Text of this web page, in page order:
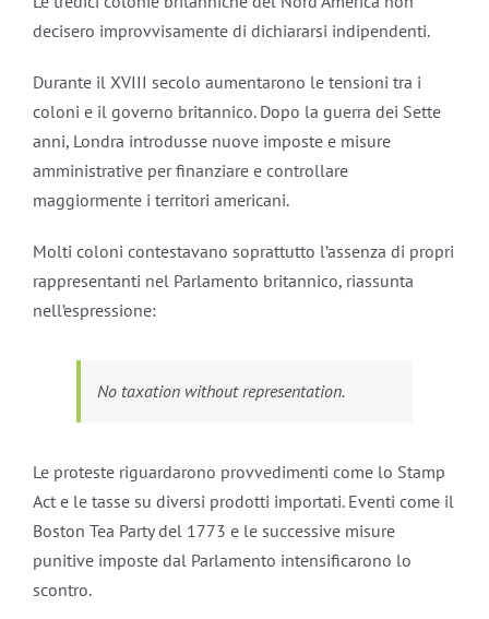
decisero improvvisamente di dichiararsi indipendenti.
Durante il XVIII secolo aumentarono le tensioni tra i
coloni e il governo britannico. Dopo la guerra dei Sette
anni, Londra introdusse nuove imposte e misure
amministrative per finanziare e controllare
maggiormente i territori americani.
Molti coloni contestavano soprattutto l’assenza di propri
rappresentanti nel Parlamento britannico, riassunta
nell’espressione:
No taxation without representation.
Le proteste riguardarono provvedimenti come lo Stamp
Act e le tasse su diversi prodotti importati. Eventi come il
Boston Tea Party del 1773 e le successive misure
punitive imposte dal Parlamento intensificarono lo
scontro.